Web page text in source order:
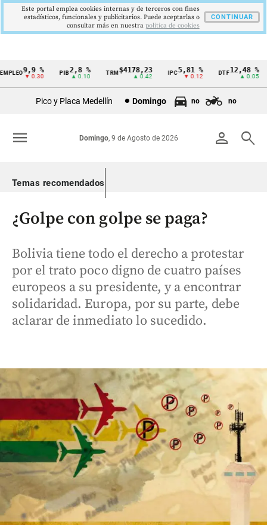
Cintillo
Colombia
9,9 %
▼ 0.30
2,8 %
▲ 0.10
TRM$4178,23
▲ 0.42
5,81 %
▼ 0.12
DTF12,48 %
▲ 0.05
Pico y Placa Medellín Domingo no no
person search
Domingo, 9 de Agosto de 2026
menu
Temas recomendados
¿Golpe con golpe se paga?
Bolivia tiene todo el derecho a protestar
por el trato poco digno de cuatro países
europeos a su presidente, y a encontrar
solidaridad. Europa, por su parte, debe
aclarar de inmediato lo sucedido.
Este portal emplea cookies internas y de terceros con fines
estadísticos, funcionales y publicitarios. Puede aceptarlas o
consultar más en nuestra politica de cookies
CONTINUAR